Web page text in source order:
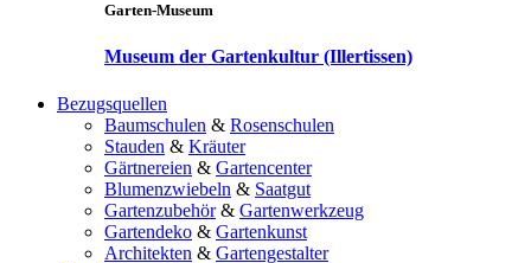
Garten-Museum
Museum der Gartenkultur (Illertissen)
Bezugsquellen
Baumschulen & Rosenschulen
Stauden & Kräuter
Gärtnereien & Gartencenter
Blumenzwiebeln & Saatgut
Gartenzubehör& Gartenwerkzeug
Gartendeko & Gartenkunst
Architekten & Gartengestalter